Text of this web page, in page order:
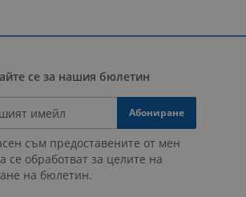
се за нашия бюлетин
Абониране
съм предоставените от мен
се обработват за целите на
на бюлетин.